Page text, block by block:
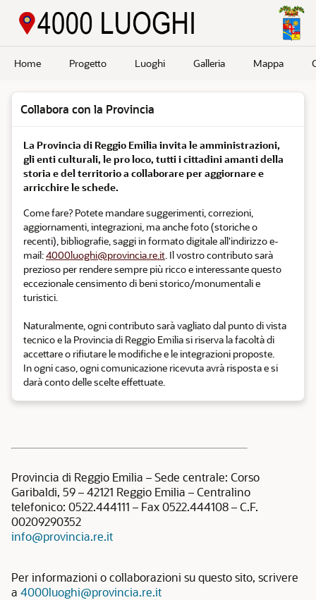
Home Progetto Luoghi Galleria Mappa
Collabora con la Provincia
La Provincia di Reggio Emilia invita le amministrazioni,
gli enti culturali, le pro loco, tutti i cittadini amanti della
storia e del territorio a collaborare per aggiornare e
arricchire le schede.
Come fare? Potete mandare suggerimenti, correzioni,
aggiornamenti, integrazioni, ma anche foto (storiche o
recenti), bibliografie, saggi in formato digitale all'indirizzo e-
mail:4000luoghi@provincia.re.it. Il vostro contributo sarà
prezioso per rendere sempre più ricco e interessante questo
eccezionale censimento di beni storico/monumentali e
turistici.
Naturalmente, ogni contributo sarà vagliato dal punto di vista
tecnico e la Provincia di Reggio Emilia si riserva la facoltà di
accettare o rifiutare le modifiche e le integrazioni proposte.
In ogni caso, ogni comunicazione ricevuta avrà risposta e si
darà conto delle scelte effettuate.
Provincia di Reggio Emilia – Sede centrale: Corso
Garibaldi, 59 – 42121 Reggio Emilia – Centralino
telefonico: 0522.444111 – Fax 0522.444108 – C.F.
00209290352
info@provincia.re.it
Per informazioni o collaborazioni su questo sito, scrivere
a 4000luoghi@provincia.re.it